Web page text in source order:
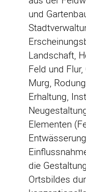
und
Landschaft,
Feld und
Murg,
Erhaltung,
Elementen
die
Ortsbildes